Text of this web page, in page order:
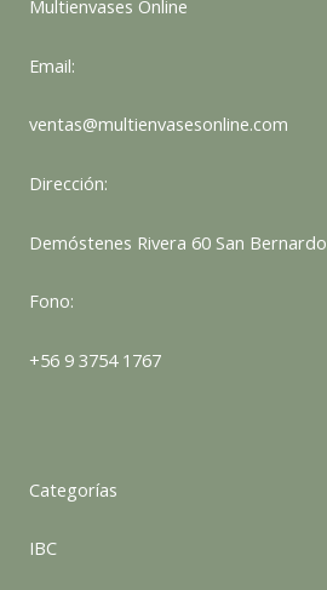
Multienvases Online
Email:
ventas@multienvasesonline.com
Dirección:
Demóstenes Rivera 60 San Bernardo
Fono:
+56 9 3754 1767
Categorías
IBC